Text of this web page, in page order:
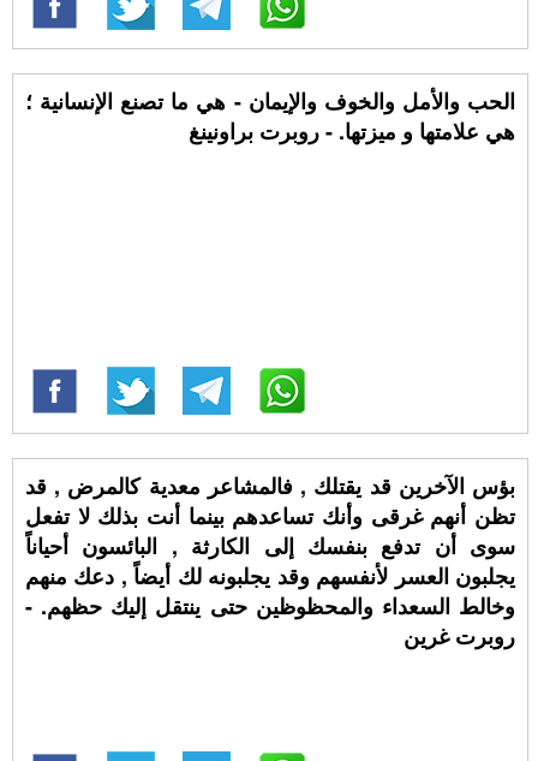
الحب والأمل والخوف والإيمان - هي ما تصنع الإنسانية ؛
هي علامتها و ميزتها. - روبرت براونينغ
بؤس الآخرين قد يقتلك , فالمشاعر معدية كالمرض , قد
تظن أنهم غرقى وأنك تساعدهم بينما أنت بذلك لا تفعل
سوى أن تدفع بنفسك إلى الكارثة , البائسون أحياناً
يجلبون العسر لأنفسهم وقد يجلبونه لك أيضاً , دعك منهم
وخالط السعداء والمحظوظين حتى ينتقل إليك حظهم. -
روبرت غرين